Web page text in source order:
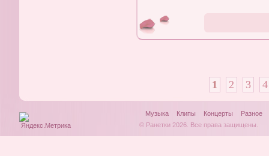
1 2 3 4
Музыка Клипы Концерты
Разное
© Ранетки 2026. Все права защищены.